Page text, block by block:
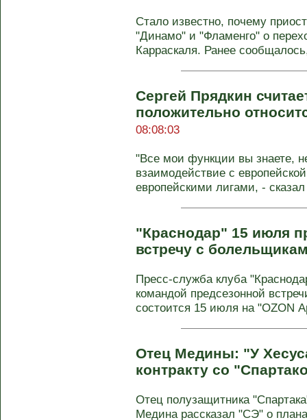
Стало известно, почему
"Динамо" и "Фламенго" о
Карраскаля. Ранее
Сергей Прядкин
положительно
08:08:03
"Все мои функции вы знаете,
взаимодействие с
европейскими лигами, -
"Краснодар" 15 июля
встречу с
Пресс-служба клуба
командой предсезонной
состоится 15 июля на "OZON
Отец Медины: "У
контракту со
Отец полузащитника
Медина рассказал "СЭ" о